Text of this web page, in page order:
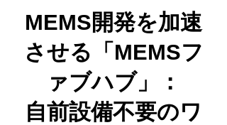
MEMS開発を加速
させる「MEMSフ
ァブハブ」：
自前設備不要のワ